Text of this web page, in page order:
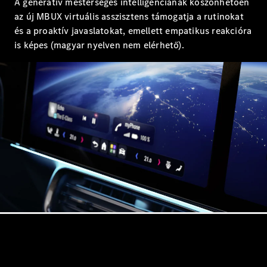
Mercedes-
AMG GT 4
ajtós
Coupé
Konfigurátor
Online
Bemutatóterem
Cabriolet és Roadster
az új MBUX virtuális asszisztens támogatja a rutinokat
és a proaktív javaslatokat, emellett empatikus reakcióra
is képes (magyar nyelven nem elérhető).